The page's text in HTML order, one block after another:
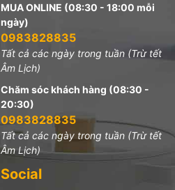
MUA ONLINE (08:30 - 18:00 mỗi
ngày)
0983828835
Tất cả các ngày trong tuần (Trừ tết
Âm Lịch)
Chăm sóc khách hàng (08:30 -
20:30)
0983828835
Tất cả các ngày trong tuần (Trừ tết
Âm Lịch)
Social